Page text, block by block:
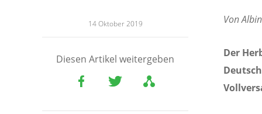
14 Oktober 2019
Diesen Artikel weitergeben
Von
Der